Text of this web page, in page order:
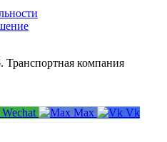
компания
Wechat Max Vk